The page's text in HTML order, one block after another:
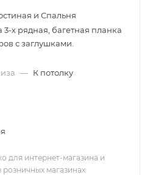
и Спальня
х рядная, багетная планка
с заглушками.
— К потолку
для интернет-магазина и
розничных магазинах